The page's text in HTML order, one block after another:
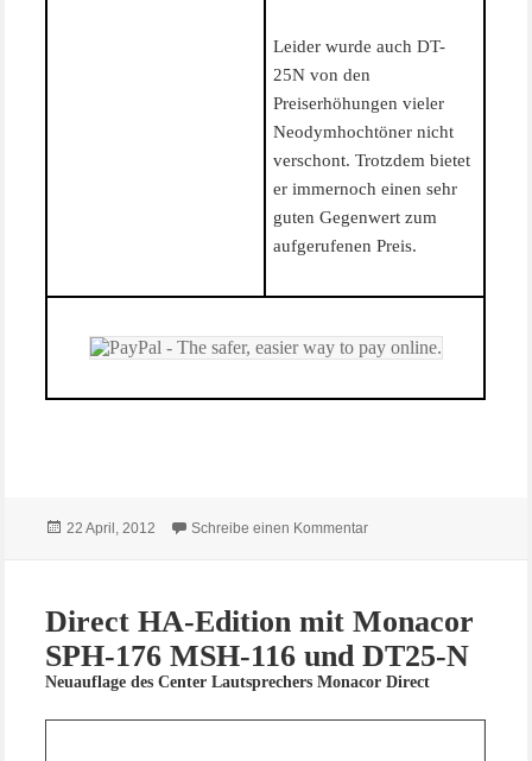
Leider wurde auch DT-
25N von den
Preiserhöhungen vieler
Neodymhochtöner nicht
verschont. Trotzdem bietet
er immernoch einen sehr
guten Gegenwert zum
aufgerufenen Preis.
Veröffentlicht
22 April, 2012 Schreibe einen Kommentarzu Test Monacor DT-25N
Direct HA-Edition mit Monacor
SPH-176 MSH-116 und DT25-N
Neuauflage des Center Lautsprechers Monacor Direct